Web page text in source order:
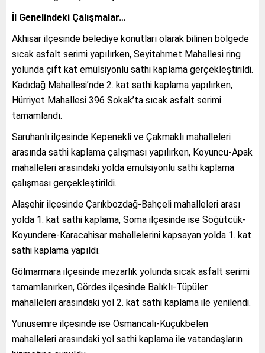
İl Genelindeki Çalışmalar…
Akhisar ilçesinde belediye konutları olarak bilinen bölgede
sıcak asfalt serimi yapılırken, Seyitahmet Mahallesi ring
yolunda çift kat emülsiyonlu sathi kaplama gerçekleştirildi.
Kadıdağ Mahallesi’nde 2. kat sathi kaplama yapılırken,
Hürriyet Mahallesi 396 Sokak’ta sıcak asfalt serimi
tamamlandı.
Saruhanlı ilçesinde Kepenekli ve Çakmaklı mahalleleri
arasında sathi kaplama çalışması yapılırken, Koyuncu-Apak
mahalleleri arasındaki yolda emülsiyonlu sathi kaplama
çalışması gerçekleştirildi.
Alaşehir ilçesinde Çarıkbozdağ-Bahçeli mahalleleri arası
yolda 1. kat sathi kaplama, Soma ilçesinde ise Söğütcük-
Koyundere-Karacahisar mahallelerini kapsayan yolda 1. kat
sathi kaplama yapıldı.
Gölmarmara ilçesinde mezarlık yolunda sıcak asfalt serimi
tamamlanırken, Gördes ilçesinde Balıklı-Tüpüler
mahalleleri arasındaki yol 2. kat sathi kaplama ile yenilendi.
Yunusemre ilçesinde ise Osmancalı-Küçükbelen
mahalleleri arasındaki yol sathi kaplama ile vatandaşların